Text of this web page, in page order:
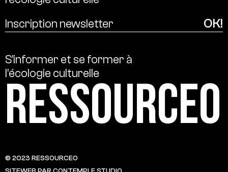
S’informer et se former à
l’écologie culturelle
Ressource0
© 2023 RESSOURCE0